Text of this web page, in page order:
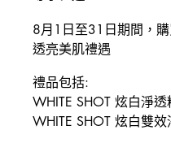
8月1日至31日期間，
透亮美肌禮遇
禮品包括:
WHITE SHOT 炫白淨
WHITE SHOT 炫白雙